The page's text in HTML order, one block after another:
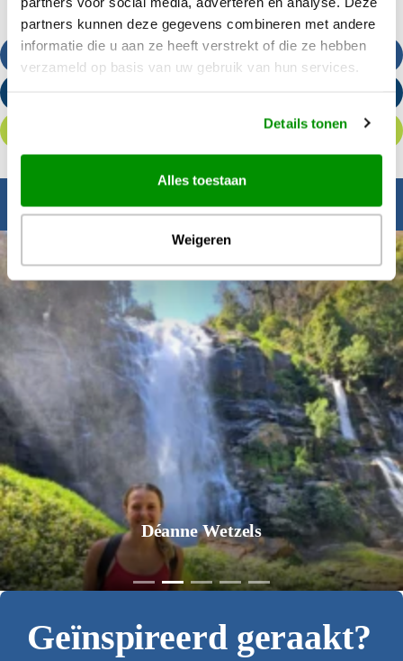
partners kunnen deze gegevens combineren met andere
informatie die u aan ze heeft verstrekt of die ze hebben
verzameld op basis van uw gebruik van hun services.
Details tonen
Alles toestaan
Weigeren
Bel ons
Inspiratie nodig?
Déanne Wetzels
Geïnspireerd geraakt?